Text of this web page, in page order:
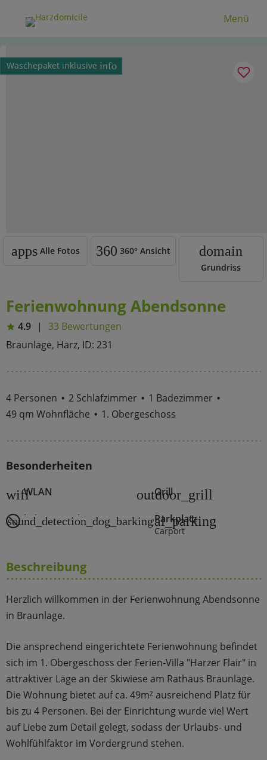
Menü
Wäschepaket inklusive info
apps Alle Fotos 360 360° Ansicht domain
Grundriss
Ferienwohnung Abendsonne
4.9
33 Bewertungen
Braunlage, Harz, ID: 231
4 Personen 2 Schlafzimmer
1 Badezimmer
49 qm Wohnfläche
1. Obergeschoss
Besonderheiten
wifiWLAN outdoor_grill
Grill
sound_detection_dog_barking
keine Haustiere local_parking
Parkplatz
Carport
Beschreibung
Herzlich willkommen in der Ferienwohnung Abendsonne
in Braunlage.
Die ansprechend eingerichtete Ferienwohnung befindet
sich im 1. Obergeschoss der Ferien-Villa "Harzer Flair" in
attraktiver Lage an der Skiwiese am Rathaus Braunlage.
Die Wohnung bietet auf ca. 49m² ausreichend Platz für
bis zu 4 Personen. Bei der Einrichtung wurde viel Wert
auf Liebe zum Detail gelegt, sodass der Urlaubs- und
Wohlfühlfaktor im Vordergrund stehen.